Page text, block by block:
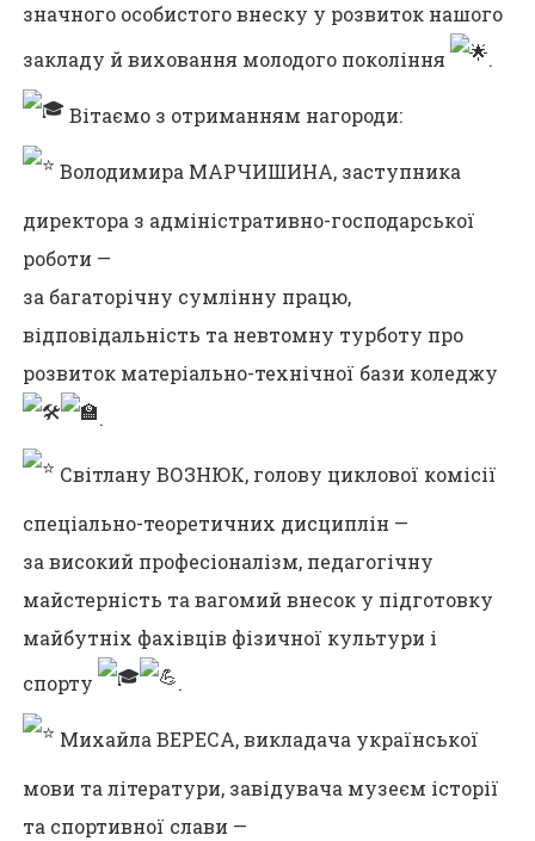
значного особистого внеску у розвиток нашого
закладу й виховання молодого покоління
.
Вітаємо з отриманням нагороди:
Володимира МАРЧИШИНА, заступника
директора з адміністративно-господарської
роботи —
за багаторічну сумлінну працю,
відповідальність та невтомну турботу про
розвиток матеріально-технічної бази коледжу
.
Світлану ВОЗНЮК, голову циклової комісії
спеціально-теоретичних дисциплін —
за високий професіоналізм, педагогічну
майстерність та вагомий внесок у підготовку
майбутніх фахівців фізичної культури і
спорту
.
Михайла ВЕРЕСА, викладача української
мови та літератури, завідувача музеєм історії
та спортивної слави —